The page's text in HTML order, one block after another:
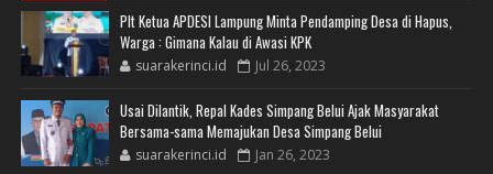
Plt Ketua APDESI Lampung Minta Pendamping Desa di Hapus,
Warga : Gimana Kalau di Awasi KPK
suarakerinci.id Jul 26, 2023
Usai Dilantik, Repal Kades Simpang Belui Ajak Masyarakat
Bersama-sama Memajukan Desa Simpang Belui
suarakerinci.id Jan 26, 2023